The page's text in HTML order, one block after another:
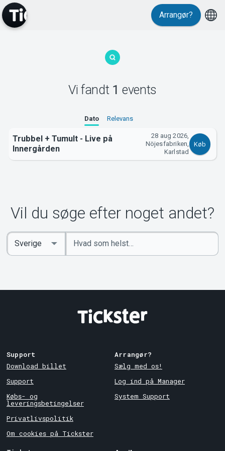
MyTickster
Arrangør?
Vi fandt 1 events
Dato Relevans
Trubbel + Tumult - Live på
Innergården
28 aug 2026,
Nöjesfabriken,
Karlstad
Køb
Vil du søge efter noget andet?
Indtast
søgeord
Select
Country
Support
Download billet
Support
Købs- og
leveringsbetingelser
Privatlivspolitik
Om cookies på Tickster
Arrangør?
Sælg med os!
Log ind på Manager
System Support